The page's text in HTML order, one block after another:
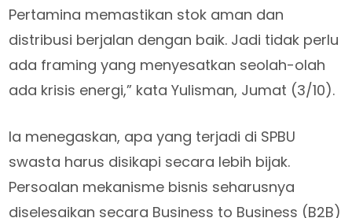
Pertamina memastikan stok aman dan
distribusi berjalan dengan baik. Jadi tidak perlu
ada framing yang menyesatkan seolah-olah
ada krisis energi,” kata Yulisman, Jumat (3/10).
Ia menegaskan, apa yang terjadi di SPBU
swasta harus disikapi secara lebih bijak.
Persoalan mekanisme bisnis seharusnya
diselesaikan secara Business to Business (B2B)